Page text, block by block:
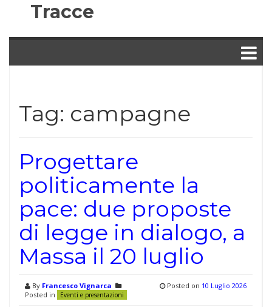
Tracce
Tag: campagne
Progettare
politicamente la
pace: due proposte
di legge in dialogo, a
Massa il 20 luglio
By Francesco Vignarca
Posted in
Eventi e presentazioni
Posted on 10 Luglio 2026